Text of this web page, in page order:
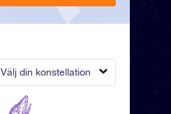
Välj din konstellation